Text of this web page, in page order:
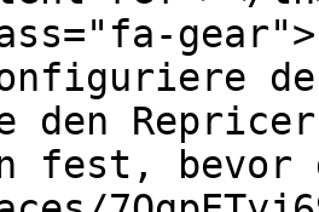
den
fest,